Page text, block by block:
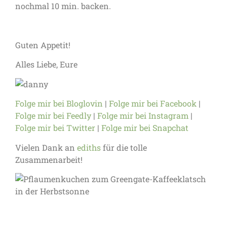
nochmal 10 min. backen.
Guten Appetit!
Alles Liebe, Eure
Folge mir bei Bloglovin | Folge mir bei Facebook |
Folge mir bei Feedly | Folge mir bei Instagram |
Folge mir bei Twitter | Folge mir bei Snapchat
Vielen Dank an edithsfür die tolle
Zusammenarbeit!